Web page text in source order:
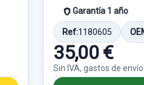
Garantía 1 año
Ref:1180605
35,00 €
Sin IVA, gastos de